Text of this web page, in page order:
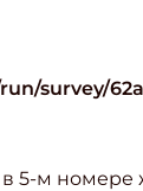
survey/
5-м номере